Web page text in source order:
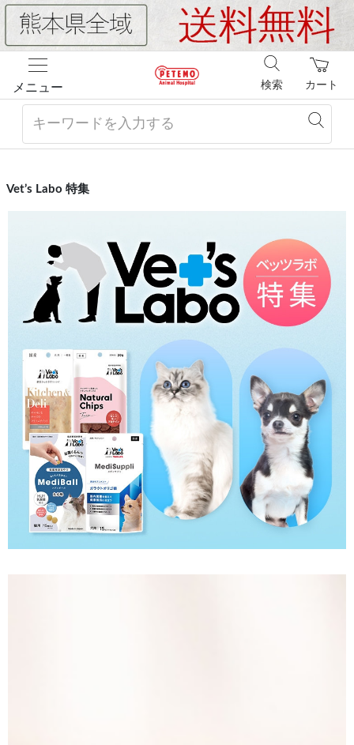
メニュー カート
検索
Vet’s Labo 特集